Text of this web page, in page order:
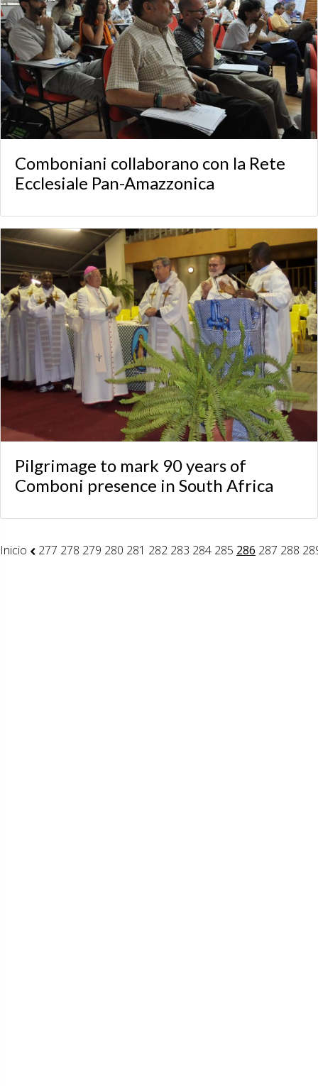
Comboniani collaborano con la Rete
Ecclesiale Pan-Amazzonica
Pilgrimage to mark 90 years of
Comboni presence in South Africa
Inicio 277 278 279 280 281 282 283 284 285 286 287 288